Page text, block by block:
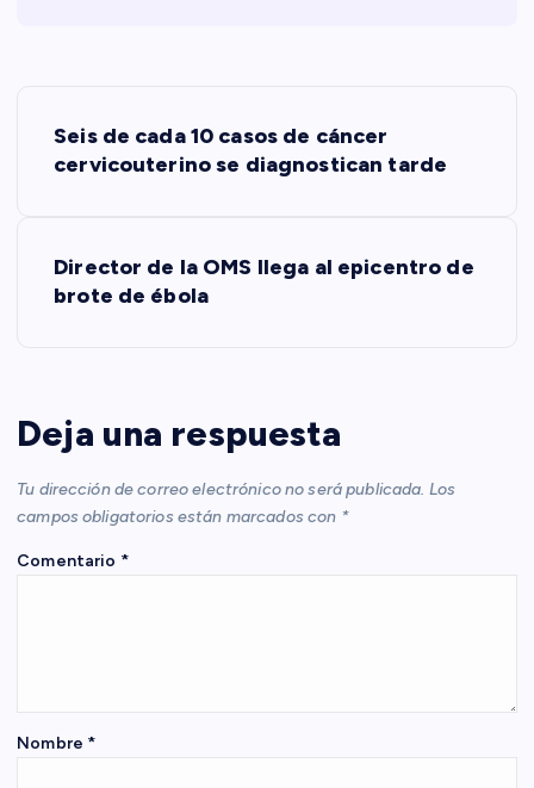
a
c
i
ó
e
Seis de cada 10 casos de cáncer
cervicouterino se diagnostican tarde
Director de la OMS llega al epicentro de
brote de ébola
Deja una respuesta
Tu dirección de correo electrónico no será publicada. Los
campos obligatorios están marcados con *
Comentario *
Nombre *